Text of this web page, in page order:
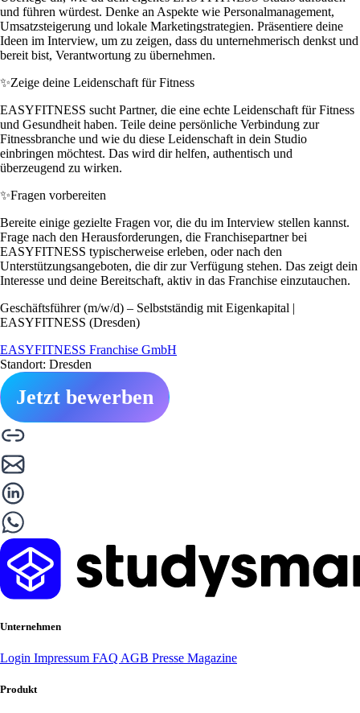
und führen würdest. Denke an Aspekte wie Personalmanagement,
Umsatzsteigerung und lokale Marketingstrategien. Präsentiere deine
Ideen im Interview, um zu zeigen, dass du unternehmerisch denkst und
bereit bist, Verantwortung zu übernehmen.
✨Zeige deine Leidenschaft für Fitness
EASYFITNESS sucht Partner, die eine echte Leidenschaft für Fitness
und Gesundheit haben. Teile deine persönliche Verbindung zur
Fitnessbranche und wie du diese Leidenschaft in dein Studio
einbringen möchtest. Das wird dir helfen, authentisch und
überzeugend zu wirken.
✨Fragen vorbereiten
Bereite einige gezielte Fragen vor, die du im Interview stellen kannst.
Frage nach den Herausforderungen, die Franchisepartner bei
EASYFITNESS typischerweise erleben, oder nach den
Unterstützungsangeboten, die dir zur Verfügung stehen. Das zeigt dein
Interesse und deine Bereitschaft, aktiv in das Franchise einzutauchen.
Geschäftsführer (m/w/d) – Selbstständig mit Eigenkapital |
EASYFITNESS (Dresden)
EASYFITNESS Franchise GmbH
Standort: Dresden
Jetzt bewerben
Unternehmen
Login Impressum FAQ AGB Presse Magazine
Produkt